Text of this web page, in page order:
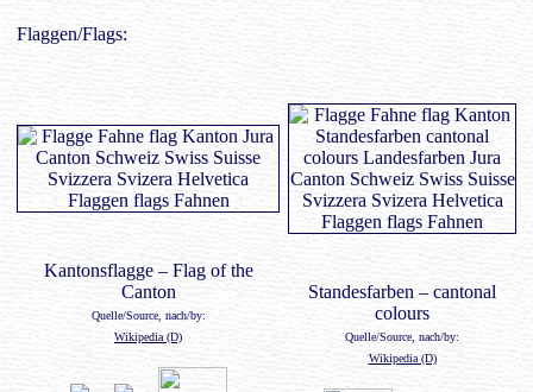
Flaggen/Flags:
Kantonsflagge – Flag of the
Canton
Quelle/Source, nach/by:
Wikipedia (D)
Standesfarben – cantonal
colours
Quelle/Source, nach/by:
Wikipedia (D)